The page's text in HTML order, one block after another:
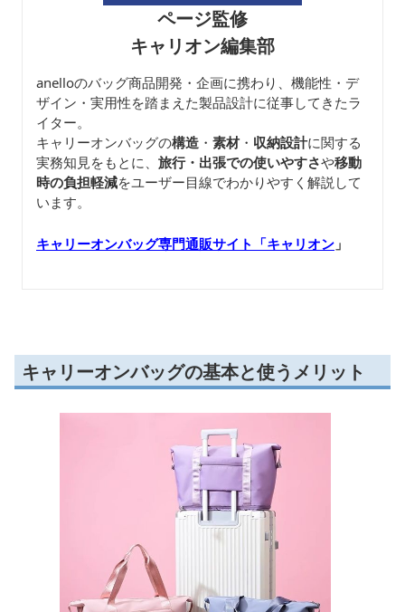
ページ監修
キャリオン編集部
anelloのバッグ商品開発・企画に携わり、機能性・デ
ザイン・実用性を踏まえた製品設計に従事してきたラ
イター。
キャリーオンバッグの構造 ・ 素材・ 収納設計に関する
実務知見をもとに、 旅行・出張での使いやすさや移動
時の負担軽減をユーザー目線でわかりやすく解説して
います。
キャリーオンバッグ専門通販サイト「キャリオン 」
キャリーオンバッグの基本と使うメリット